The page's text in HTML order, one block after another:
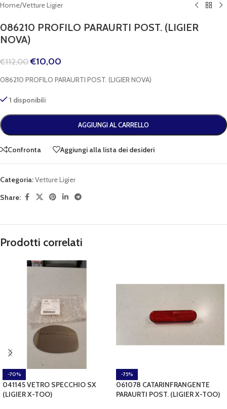
Home/Vetture Ligier
086210 PROFILO PARAURTI POST. (LIGIER
NOVA)
€112,00 €10,00
086210 PROFILO PARAURTI POST. (LIGIER NOVA)
1 disponibili
AGGIUNGI AL CARRELLO
Confronta Aggiungi alla lista dei desideri
Categoria:Vetture Ligier
Share:
Prodotti correlati
-70%
041145 VETRO SPECCHIO SX
(LIGIER X-TOO)
-75%
061078 CATARINFRANGENTE
PARAURTI POST. (LIGIER X-TOO)